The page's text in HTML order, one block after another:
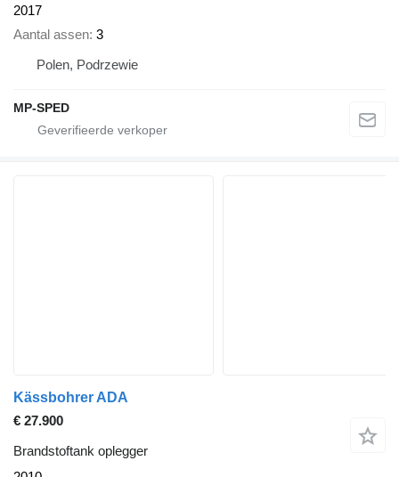
2017
Aantal assen 3
Polen, Podrzewie
MP-SPED
Kässbohrer ADA
€ 27.900
Brandstoftank oplegger